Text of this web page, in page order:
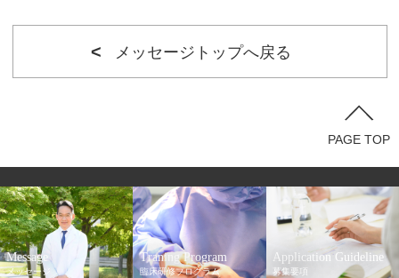
メッセージトップへ戻る
PAGE TOP
Message
メッセージ
Traning Program
臨床研修プログラム
Application Guideline
募集要項